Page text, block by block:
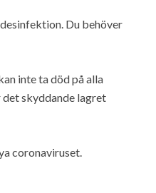
Du behöver
inte ta död på alla
skyddande lagret
coronaviruset.